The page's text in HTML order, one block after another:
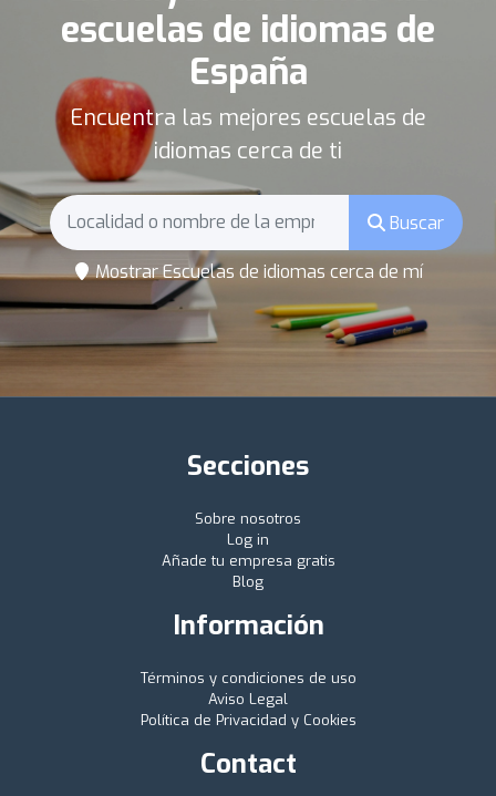
escuelas de idiomas de
España
Encuentra las mejores escuelas de
idiomas cerca de ti
Buscar
Mostrar Escuelas de idiomas cerca de mí
Secciones
Sobre nosotros
Log in
Añade tu empresa gratis
Blog
Información
Términos y condiciones de uso
Aviso Legal
Política de Privacidad y Cookies
Contact